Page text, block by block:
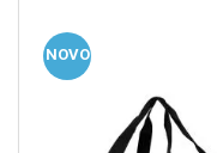
NOVO